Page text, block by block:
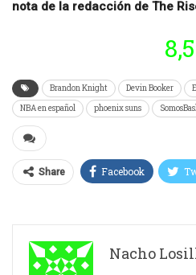
nota de la redacción de The
8,5
Brandon Knight Devin Booker
NBA en español
phoenix suns
Share Facebook
Nacho